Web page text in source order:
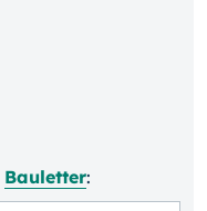
Bauletter: